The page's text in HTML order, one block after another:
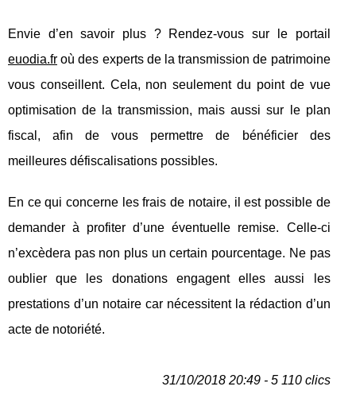
Envie d’en savoir plus ? Rendez-vous sur le portail
euodia.fr où des experts de la transmission de patrimoine
vous conseillent. Cela, non seulement du point de vue
optimisation de la transmission, mais aussi sur le plan
fiscal, afin de vous permettre de bénéficier des
meilleures défiscalisations possibles.
En ce qui concerne les frais de notaire, il est possible de
demander à profiter d’une éventuelle remise. Celle-ci
n’excèdera pas non plus un certain pourcentage. Ne pas
oublier que les donations engagent elles aussi les
prestations d’un notaire car nécessitent la rédaction d’un
acte de notoriété.
31/10/2018 20:49 - 5 110 clics